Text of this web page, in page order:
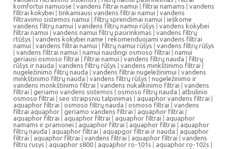
komfortui namuose
vandens filtrai namui filtrai namams
vandens
filtrai kokybei
tinkamiausi vandens filtrai namui
vandens
filtravimo sistemos namui
filtrų sprendimai namui
ieškome
vandens filtrų namui
vandens filtrų namui rūšys
vandens kokybei
filtrai namui
vandens namui filtrų pasirinkimas
vandens filtrų
rtūšys
vandens kokybei name
rekomenduojami vandens filtrai
namui
vandens filtrai namui filtrų namui rūšys
vandens filtrų rūšys
vandens filtrai namui namui naudingi osmoso filtrai
namui
geriausi osmoso filtrai
filtrai namui vandens filtrų nauda
filtrų
rūšys ir nauda
vandens filtrų rūšys vandens minkštinimo filtrai
nugeležinimo filtrų nauda
vandens filtrai nugeležinimui
vandens
minkštinimo filtrų nauda
vandens filtrų rūšys
nugeležinimo ir
vandens monkštinimo filtrai
vandens nukalkinimo filtrai
vandens
filtrai
geriamo vandens sistemos osmoso filtrų nauda
atbulinio
osmoso filtrai
seo straipsniu talpinimas aquaphor vandens filtrai
aquaphor filtrai
osmoso filtrų nauda osmoso filtrai
vandens
filtrai aquaphor
geriamo vandens filtrai aquaphor filtrai
aquaphor filtrai
aquaphor filtrai aquaphor filtrai
aquaphor
namams ir pramonei
aquaphor filtrai aquaphor filtrai
aquaphor
filtrų nauda
aquaphor filtrai aquapgor filtrai ir nauda
aquaphor
filtrai
aquaphor filtrai vandens filtrai aquaphor filtrai
vandens
filtru rusys
aquaphor s800 aquaphor ro-101s aquaphor ro-102s